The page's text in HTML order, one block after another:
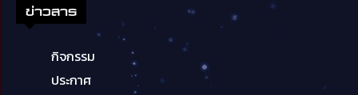
ข่าวสาร
กิจกรรม
ประกาศ